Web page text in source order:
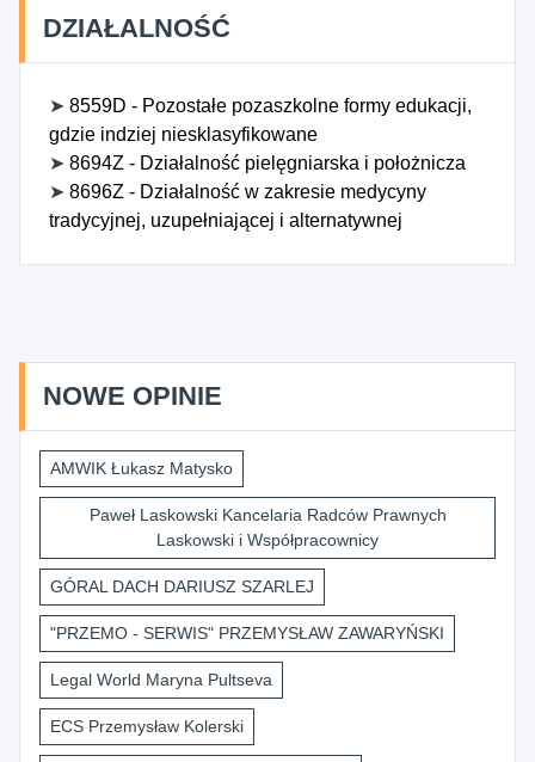
DZIAŁALNOŚĆ
➤ 8559D - Pozostałe pozaszkolne formy edukacji,
gdzie indziej niesklasyfikowane
➤ 8694Z - Działalność pielęgniarska i położnicza
➤ 8696Z - Działalność w zakresie medycyny
tradycyjnej, uzupełniającej i alternatywnej
NOWE OPINIE
AMWIK Łukasz Matysko
Paweł Laskowski Kancelaria Radców Prawnych
Laskowski i Współpracownicy
GÓRAL DACH DARIUSZ SZARLEJ
"PRZEMO - SERWIS" PRZEMYSŁAW ZAWARYŃSKI
Legal World Maryna Pultseva
ECS Przemysław Kolerski